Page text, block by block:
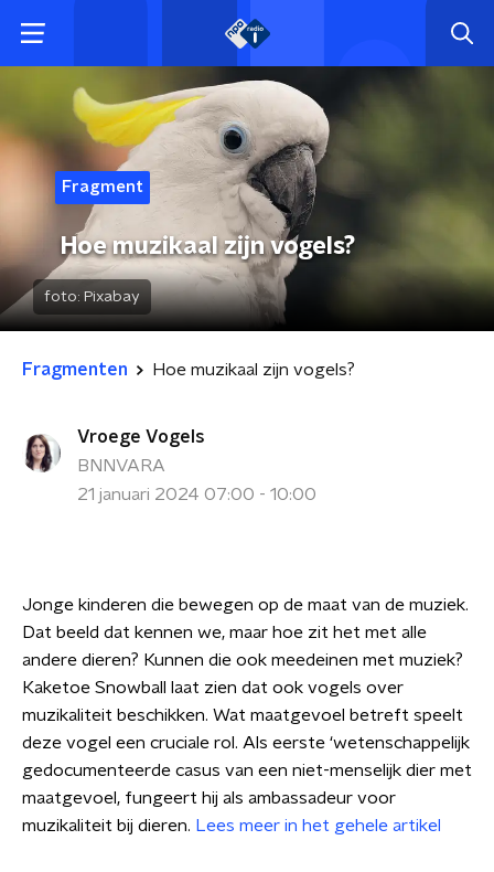
Fragment
Hoe muzikaal zijn vogels?
foto: Pixabay
Fragmenten Hoe muzikaal zijn vogels?
Vroege Vogels
BNNVARA
21 januari 2024 07:00 - 10:00
Jonge kinderen die bewegen op de maat van de muziek.
Dat beeld dat kennen we, maar hoe zit het met alle
andere dieren? Kunnen die ook meedeinen met muziek?
Kaketoe Snowball laat zien dat ook vogels over
muzikaliteit beschikken. Wat maatgevoel betreft speelt
deze vogel een cruciale rol. Als eerste ‘wetenschappelijk
gedocumenteerde casus van een niet-menselijk dier met
maatgevoel, fungeert hij als ambassadeur voor
muzikaliteit bij dieren. Lees meer in het gehele artikel